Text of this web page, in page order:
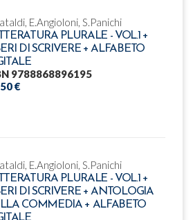
E.Angioloni, S.Panichi
PLURALE - VOL.1 +
DI SCRIVERE + ALFABETO
9788868896195
€
E.Angioloni, S.Panichi
PLURALE - VOL.1 +
DI SCRIVERE + ANTOLOGIA
COMMEDIA + ALFABETO